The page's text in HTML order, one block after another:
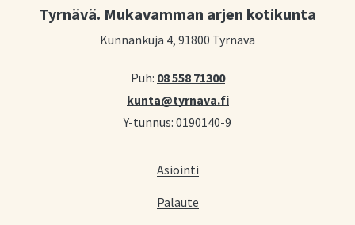
Tyrnävä. Mukavamman arjen kotikunta
Kunnankuja 4, 91800 Tyrnävä
Puh: 08 558 71300
kunta@tyrnava.fi
Y-tunnus: 0190140-9
Asiointi
Palaute